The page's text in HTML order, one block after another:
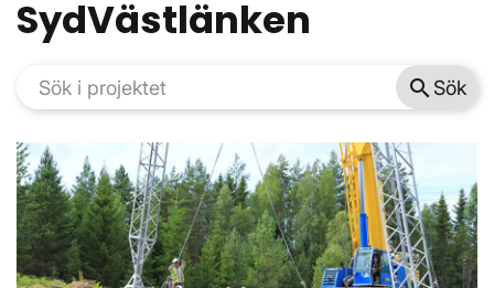
SydVästlänken
search Sök